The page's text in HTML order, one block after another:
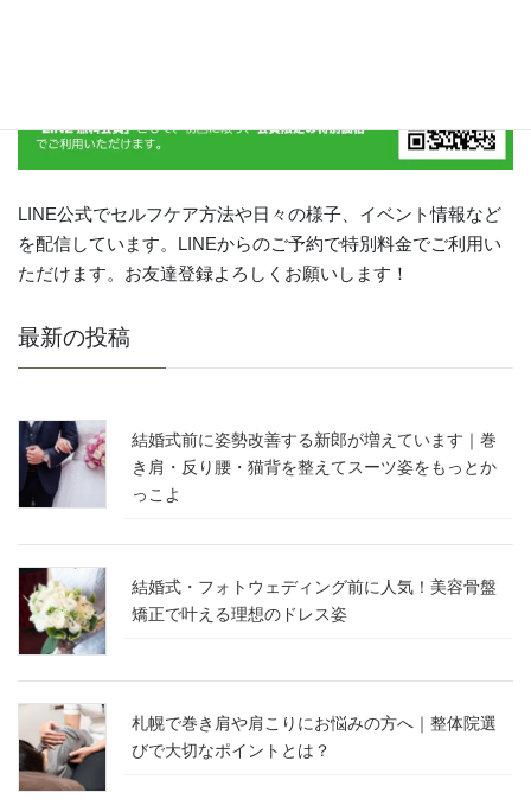
LINE公式でセルフケア方法や日々の様子、イベント情報など
を配信しています。LINEからのご予約で特別料金でご利用い
ただけます。お友達登録よろしくお願いします！
最新の投稿
結婚式前に姿勢改善する新郎が増えています｜巻
き肩・反り腰・猫背を整えてスーツ姿をもっとか
っこよ
結婚式・フォトウェディング前に人気！美容骨盤
矯正で叶える理想のドレス姿
札幌で巻き肩や肩こりにお悩みの方へ｜整体院選
びで大切なポイントとは？